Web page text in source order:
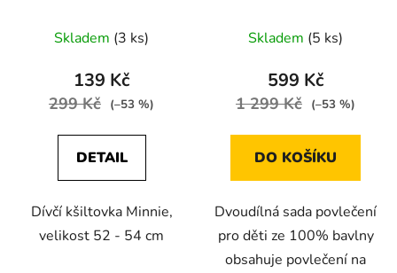
Skladem (3 ks)
139 Kč
299 Kč (–53 %)
DETAIL
Dívčí kšiltovka Minnie,
velikost 52 - 54 cm
Skladem (5 ks)
599 Kč
1 299 Kč (–53 %)
DO KOŠÍKU
Dvoudílná sada povlečení
pro děti ze 100% bavlny
obsahuje povlečení na